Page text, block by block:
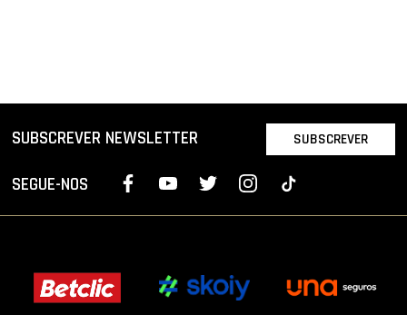
SUBSCREVER NEWSLETTER SUBSCREVER
SEGUE-NOS